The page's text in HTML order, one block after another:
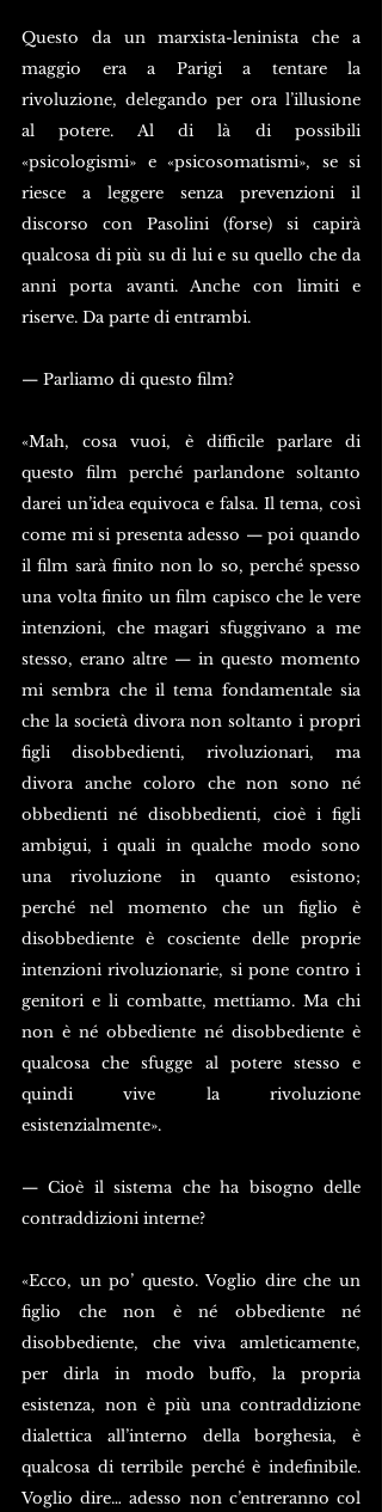
Questo da un marxista-leninista che a
maggio era a Parigi a tentare la
rivoluzione, delegando per ora l’illusione
al potere. Al di là di possibili
«psicologismi» e «psicosomatismi», se si
riesce a leggere senza prevenzioni il
discorso con Pasolini (forse) si capirà
qualcosa di più su di lui e su quello che da
anni porta avanti. Anche con limiti e
riserve. Da parte di entrambi.
— Parliamo di questo film?
«Mah, cosa vuoi, è difficile parlare di
questo film perché parlandone soltanto
darei un’idea equivoca e falsa. Il tema, così
come mi si presenta adesso — poi quando
il film sarà finito non lo so, perché spesso
una volta finito un film capisco che le vere
intenzioni, che magari sfuggivano a me
stesso, erano altre — in questo momento
mi sembra che il tema fondamentale sia
che la società divora non soltanto i propri
figli disobbedienti, rivoluzionari, ma
divora anche coloro che non sono né
obbedienti né disobbedienti, cioè i figli
ambigui, i quali in qualche modo sono
una rivoluzione in quanto esistono;
perché nel momento che un figlio è
disobbediente è cosciente delle proprie
intenzioni rivoluzionarie, si pone contro i
genitori e li combatte, mettiamo. Ma chi
non è né obbediente né disobbediente è
qualcosa che sfugge al potere stesso e
quindi vive la rivoluzione
esistenzialmente».
— Cioè il sistema che ha bisogno delle
contraddizioni interne?
«Ecco, un po’ questo. Voglio dire che un
figlio che non è né obbediente né
disobbediente, che viva amleticamente,
per dirla in modo buffo, la propria
esistenza, non è più una contraddizione
dialettica all’interno della borghesia, è
qualcosa di terribile perché è indefinibile.
Voglio dire… adesso non c’entreranno col